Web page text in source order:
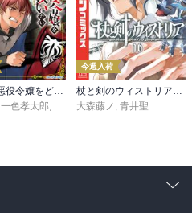
町人Ａは悪役令嬢をどうしても救いたい ～どぶと空と氷の姫君～１０【電子書店共通特典イラスト付】
一色孝太郎, Parum
今週入荷
杖と剣のウィストリア（１６）
大森藤ノ , 青井聖